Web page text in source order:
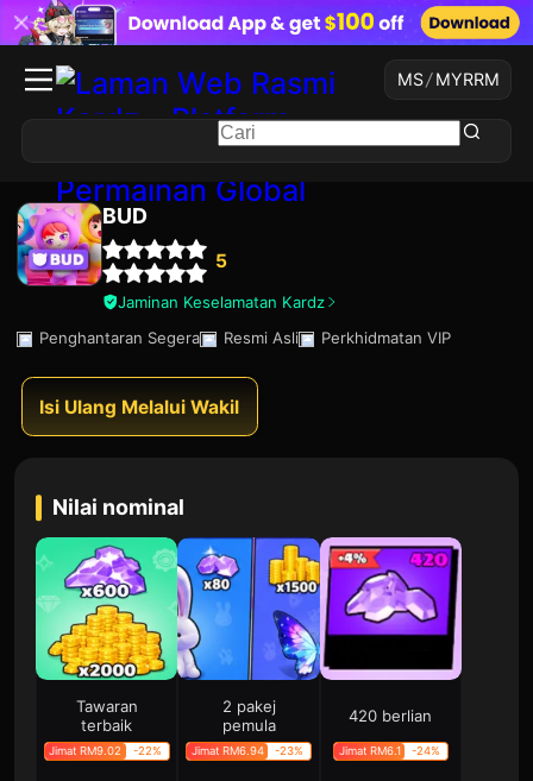
MS/ MYRRM
BUD
5
Jaminan Keselamatan Kardz
Penghantaran Segera
Resmi Asli Perkhidmatan VIP
Isi Ulang Melalui Wakil
Nilai nominal
Tawaran
terbaik
Jimat RM9.02 -22%
2 pakej
pemula
Jimat RM6.94 -23%
420 berlian
Jimat RM6.1 -24%